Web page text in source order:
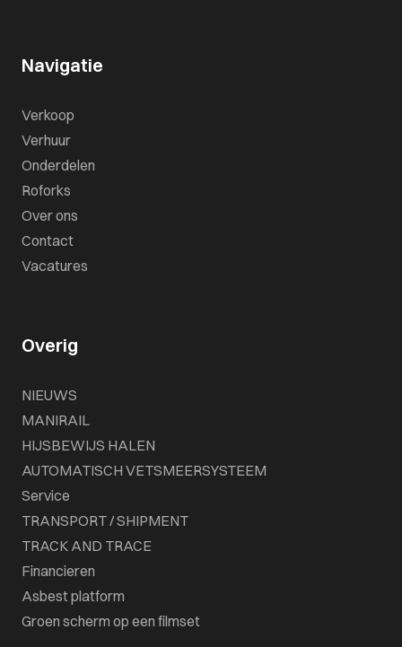
Navigatie
Verkoop
Verhuur
Onderdelen
Roforks
Over ons
Contact
Vacatures
Overig
NIEUWS
MANIRAIL
HIJSBEWIJS HALEN
AUTOMATISCH VETSMEERSYSTEEM
Service
TRANSPORT / SHIPMENT
TRACK AND TRACE
Financieren
Asbest platform
Groen scherm op een filmset